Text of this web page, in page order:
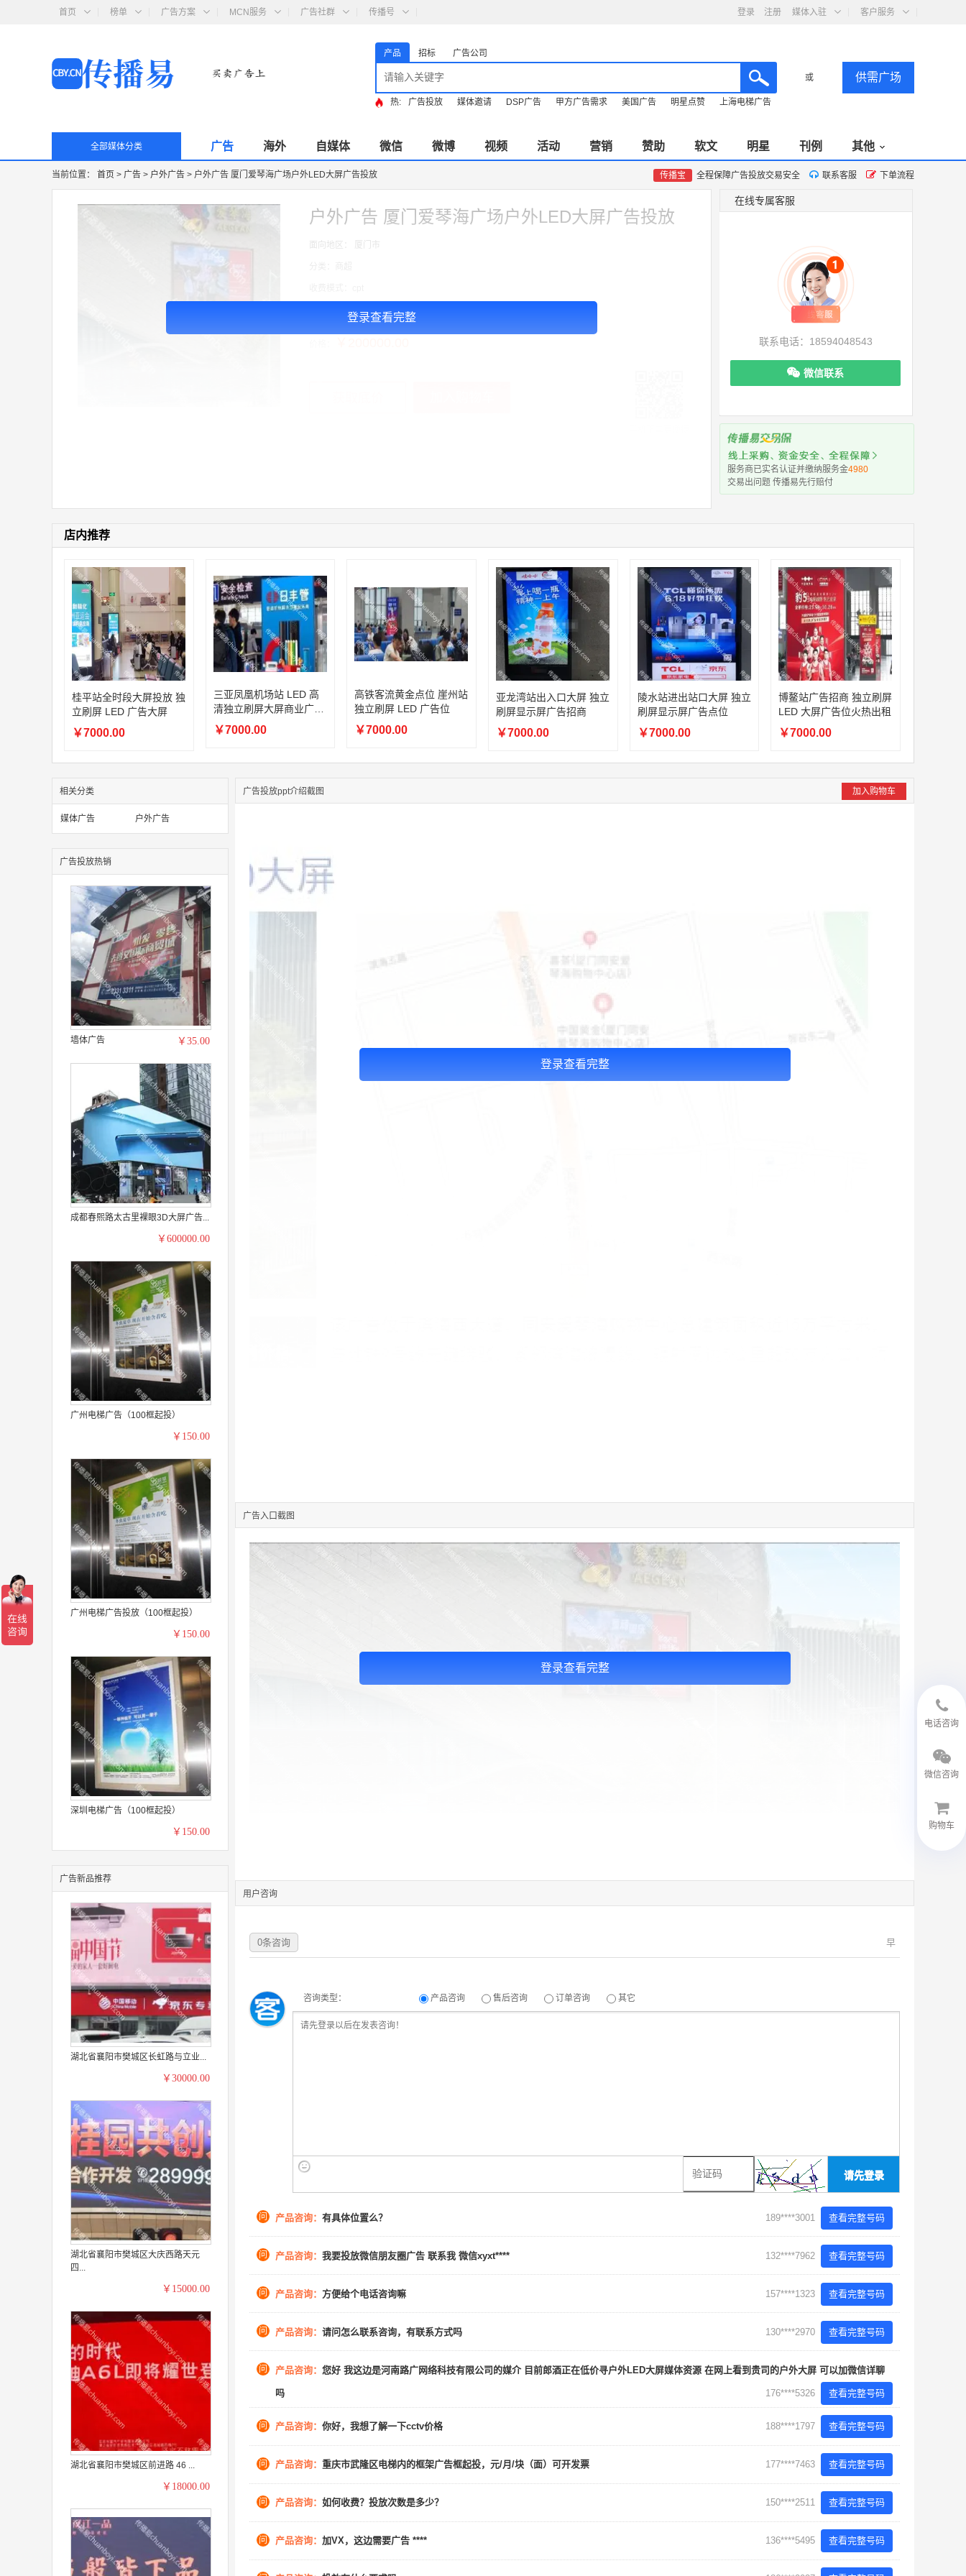
首页 榜单 广告方案 MCN服务 广告社群 传播号 登录 注册 媒体入驻 客户服务
产品 招标 广告公司
或 供需广场
热: 广告投放 媒体邀请 DSP广告 甲方广告需求 美国广告 明星点赞 上海电梯广告
全部媒体分类 广告 海外 自媒体 微信 微博 视频 活动 营销 赞助 软文 明星 刊例 其他
当前位置： 首页 > 广告 > 户外广告 > 户外广告 厦门爱琴海广场户外LED大屏广告投放 传播宝 全程保障广告投放交易安全 联系客服 下单流程
登录查看完整
户外广告 厦门爱琴海广场户外LED大屏广告投放
面向地区： 厦门市
广告投放注意事项：以上价格是刊例价
03:18:49 173****0620 联系了该媒体所在商家
03:42:33 158****0746 联系了该媒体所在商家
联系了该媒体所在商家
04:12:36 181****8167 联系了该媒体所在商家
04:16:44
181****0078
联系了该媒体所在商家
01:50:54 192****2334
联系了该媒体所在商家
03:40:56 157****6971 联系了该媒体所在商家
10:08:47
联系了该媒体所在商家
04:09:07 182****6963 联系了该媒体所在商家
联系了该媒体所在商家
08:36:41
191****0991
联系了该媒体所在商家
在线专属客服
联系电话：18594048543
微信联系
服务商已实名认证并缴纳服务金4980
交易出问题 传播易先行赔付
店内推荐
桂平站全时段大屏投放 独
立刷屏 LED 广告大屏
￥7000.00
三亚凤凰机场站 LED 高
清独立刷屏大屏商业广告
投放
￥7000.00
高铁客流黄金点位 崖州站
独立刷屏 LED 广告位
￥7000.00
亚龙湾站出入口大屏 独立
刷屏显示屏广告招商
￥7000.00
陵水站进出站口大屏 独立
刷屏显示屏广告点位
￥7000.00
博鳌站广告招商 独立刷屏
LED 大屏广告位火热出租
￥7000.00
相关分类
媒体广告 户外广告
广告投放热销
墙体广告 ￥35.00
成都春熙路太古里裸眼3D大屏广告...
￥600000.00
广州电梯广告（100框起投）
￥150.00
广州电梯广告投放（100框起投）
￥150.00
深圳电梯广告（100框起投）
￥150.00
广告新品推荐
湖北省襄阳市樊城区长虹路与立业...
￥30000.00
湖北省襄阳市樊城区大庆西路天元
四...
￥15000.00
湖北省襄阳市樊城区前进路 46 ...
￥18000.00
广告投放ppt介绍截图 加入购物车
登录查看完整
广告入口截图
登录查看完整
用户咨询
早
0条咨询
咨询类型： 产品咨询 售后咨询 订单咨询 其它
请先登录
问 产品咨询： 有具体位置么？ 189****3001 查看完整号码
问 产品咨询： 我要投放微信朋友圈广告 联系我 微信xyxt**** 132****7962 查看完整号码
问 产品咨询： 方便给个电话咨询嘛 157****1323 查看完整号码
问 产品咨询： 请问怎么联系咨询，有联系方式吗 130****2970 查看完整号码
问 产品咨询： 您好 我这边是河南路广网络科技有限公司的媒介 目前郎酒正在低价寻户外LED大屏媒体资源 在网上看到贵司的户外大屏 可以加微信详聊
吗 176****5326 查看完整号码
问 产品咨询： 你好，我想了解一下cctv价格 188****1797 查看完整号码
问 产品咨询： 重庆市武隆区电梯内的框架广告框起投，元/月/块（面）可开发票 177****7463 查看完整号码
问 产品咨询： 如何收费？投放次数是多少？ 150****2511 查看完整号码
问 产品咨询： 加VX，这边需要广告 **** 136****5495 查看完整号码
电话咨询
微信咨询
购物车